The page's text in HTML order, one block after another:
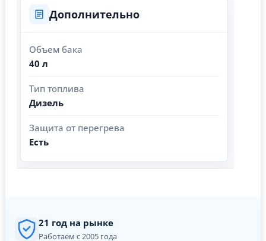
Дополнительно
Объем бака
40 л
Тип топлива
Дизель
Защита от перегрева
Есть
21 год на рынке
Работаем с 2005 года